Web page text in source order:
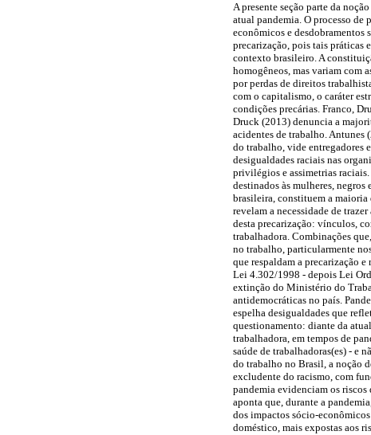
A presente seção parte da
atual pandemia. O processo
econômicos e desdobramentos
precarização, pois tais práticas
contexto brasileiro. A
homogêneos, mas variam com
por perdas de direitos
com o capitalismo, o caráter
condições precárias. Franco,
Druck (2013) denuncia a
acidentes de trabalho.
do trabalho, vide entregadores
desigualdades raciais nas
privilégios e assimetrias
destinados às mulheres, negros
brasileira, constituem a maioria
revelam a necessidade de
desta precarização: vínculos,
trabalhadora. Combinações
no trabalho, particularmente
que respaldam a precarização
Lei 4.302/1998 - depois Lei
extinção do Ministério do
antidemocráticas no país.
espelha desigualdades que
questionamento: diante da
trabalhadora, em tempos de
saúde de trabalhadoras(es) - e
do trabalho no Brasil, a noção
excludente do racismo, com
pandemia evidenciam os riscos
aponta que, durante a
dos impactos sócio-
doméstico, mais expostas aos